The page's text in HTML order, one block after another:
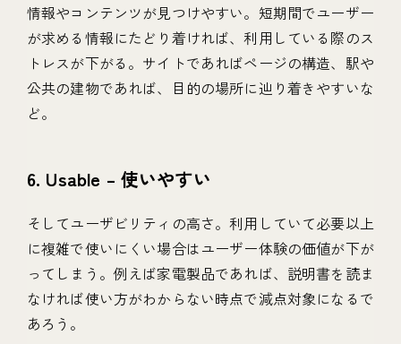
情報やコンテンツが見つけやすい。短期間でユーザー
が求める情報にたどり着ければ、利用している際のス
トレスが下がる。サイトであればページの構造、駅や
公共の建物であれば、目的の場所に辿り着きやすいな
ど。
6. Usable – 使いやすい
そしてユーザビリティの高さ。利用していて必要以上
に複雑で使いにくい場合はユーザー体験の価値が下が
ってしまう。例えば家電製品であれば、説明書を読ま
なければ使い方がわからない時点で減点対象になるで
あろう。